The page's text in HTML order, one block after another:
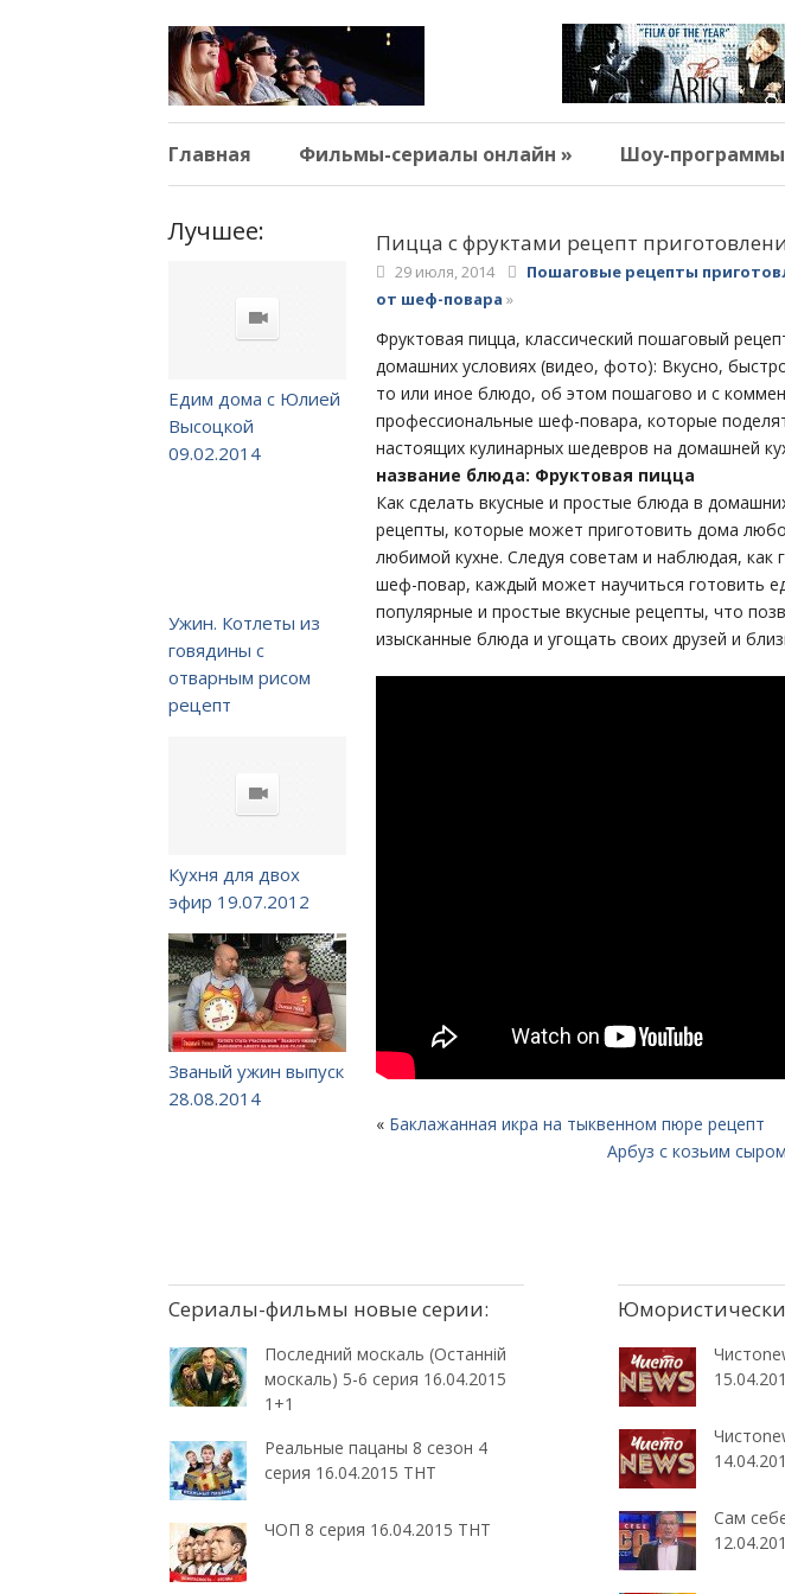
Главная Фильмы-сериалы онлайн » Шоу-программы
Пицца с фруктами рецепт
29 июля, 2014
Пошаговые рецепты
от шеф-повара »
Фруктовая пицца, классический пошаговый
домашних условиях (видео, фото): Вкусно,
то или иное блюдо, об этом пошагово и с
профессиональные шеф-повара, которые
настоящих кулинарных шедевров на домашней
название блюда: Фруктовая пицца
Как сделать вкусные и простые блюда в
рецепты, которые может приготовить дома
любимой кухне. Следуя советам и наблюдая, как
шеф-повар, каждый может научиться готовить
популярные и простые вкусные рецепты, что
изысканные блюда и угощать своих друзей и
« Баклажанная икра на тыквенном пюре рецепт
Арбуз с козьим
Лучшее:
Едим дома с Юлией
Высоцкой
09.02.2014
Ужин. Котлеты из
говядины с
отварным рисом
рецепт
Кухня для двох
эфир 19.07.2012
Званый ужин выпуск
28.08.2014
Сериалы-фильмы новые серии:
Последний москаль (Останній
москаль) 5-6 серия 16.04.2015
1+1
Реальные пацаны 8 сезон 4
серия 16.04.2015 ТНТ
ЧОП 8 серия 16.04.2015 ТНТ
Сам